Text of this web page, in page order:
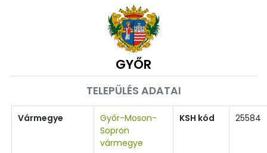
GYŐR
TELEPÜLÉS ADATAI
Vármegye
Győr-Moson-
Sopron
vármegye
KSH kód 25584